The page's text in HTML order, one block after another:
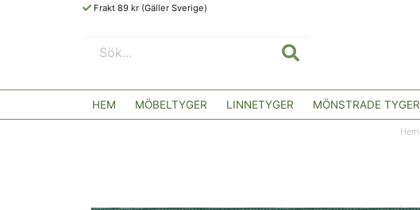
Frakt 89 kr (Gäller Sverige)
HEM MÖBELTYGER LINNETYGER MÖNSTRADE TYGER
Hem